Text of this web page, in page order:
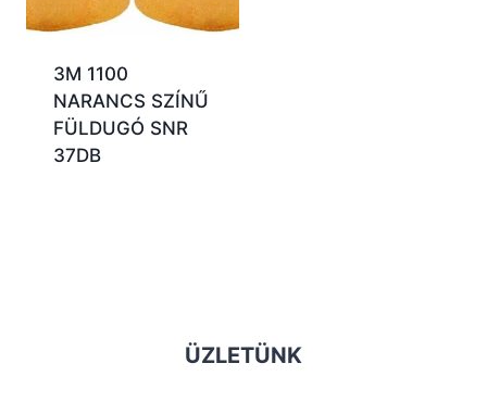
3M 1100
NARANCS SZÍNŰ
FÜLDUGÓ SNR
37DB
ÜZLETÜNK